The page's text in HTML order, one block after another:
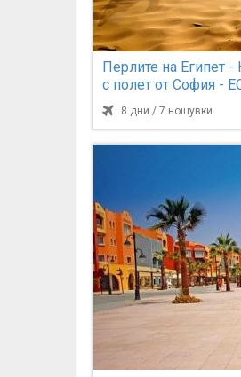
Перлите на Египет -
с полет от София -
8 дни / 7 нощувки